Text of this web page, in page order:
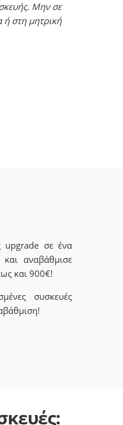
Μην σε
στη μητρική
upgrade σε ένα
αναβάθμισε
και 900€!
συσκευές